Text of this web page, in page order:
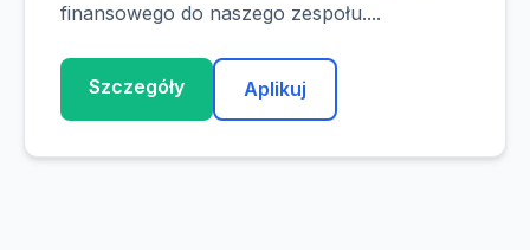
finansowego do naszego zespołu....
Szczegóły Aplikuj